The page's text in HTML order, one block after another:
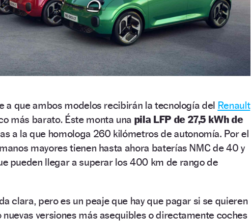
a que ambos modelos recibirán la tecnología del Renault
más barato. Éste monta una pila LFP de 27,5 kWh de
a la que homologa 260 kilómetros de autonomía. Por el
mayores tienen hasta ahora baterías NMC de 40 y
pueden llegar a superar los 400 km de rango de
clara, pero es un peaje que hay que pagar si se quieren
versiones más asequibles o directamente coches